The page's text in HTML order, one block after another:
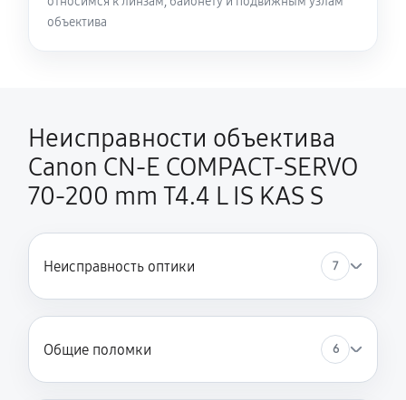
объектива
Неисправности объектива
Canon CN-E COMPACT-SERVO
70-200 mm T4.4 L IS KAS S
Неисправность оптики 7
Общие поломки 6